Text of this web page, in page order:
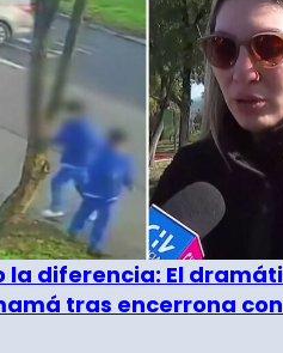
la diferencia: El
tras encerrona con